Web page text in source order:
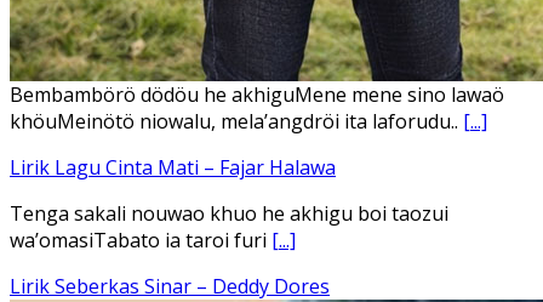
Ena’o natola ukhamoHaga mbawa ba desa’aUhalo ube’e
khomoUohe ia ube bangaimo Ena’o